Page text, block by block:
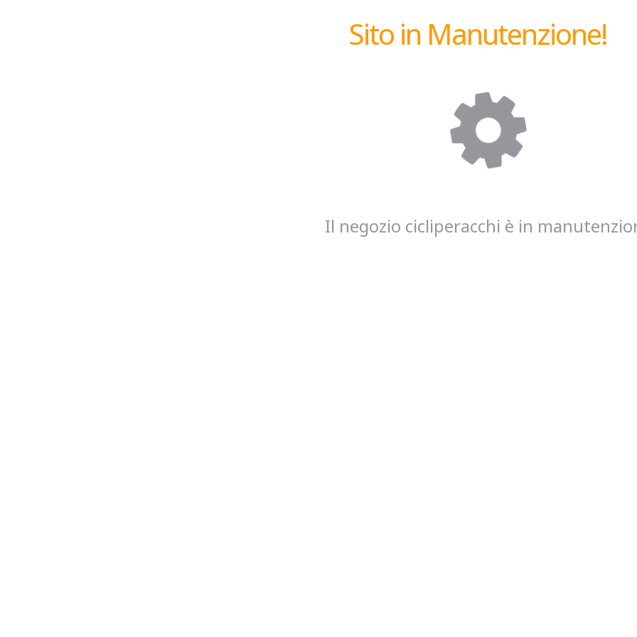
Sito in Manutenzione!
Il negozio cicliperacchi è in